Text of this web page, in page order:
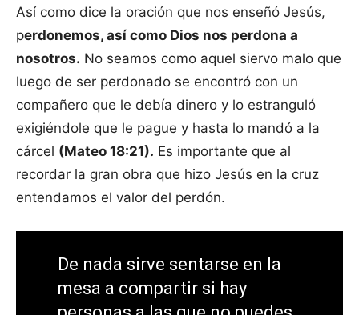
Así como dice la oración que nos enseñó Jesús,
perdonemos, así como Dios nos perdona a
nosotros. No seamos como aquel siervo malo que
luego de ser perdonado se encontró con un
compañero que le debía dinero y lo estranguló
exigiéndole que le pague y hasta lo mandó a la
cárcel (Mateo 18:21). Es importante que al
recordar la gran obra que hizo Jesús en la cruz
entendamos el valor del perdón.
De nada sirve sentarse en la
mesa a compartir si hay